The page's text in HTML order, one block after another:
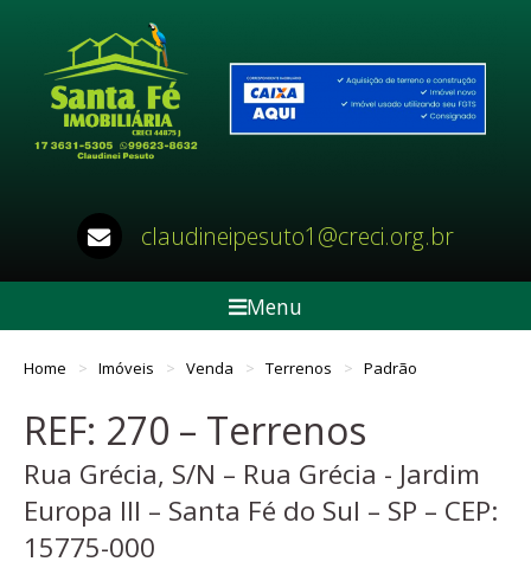
claudineipesuto1@creci.org.br
Menu
Home Imóveis Venda Terrenos Padrão
REF: 270 – Terrenos
Rua Grécia, S/N – Rua Grécia - Jardim
Europa III – Santa Fé do Sul – SP – CEP:
15775-000